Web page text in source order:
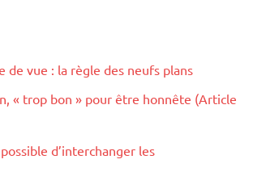
de vue : la règle des neufs plans
« trop bon » pour être honnête (Article
d’interchanger les